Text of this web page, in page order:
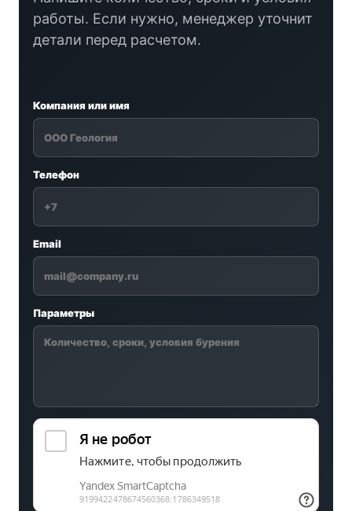
работы. Если нужно, менеджер уточнит
детали перед расчетом.
Компания или имя
Телефон
Email
Параметры